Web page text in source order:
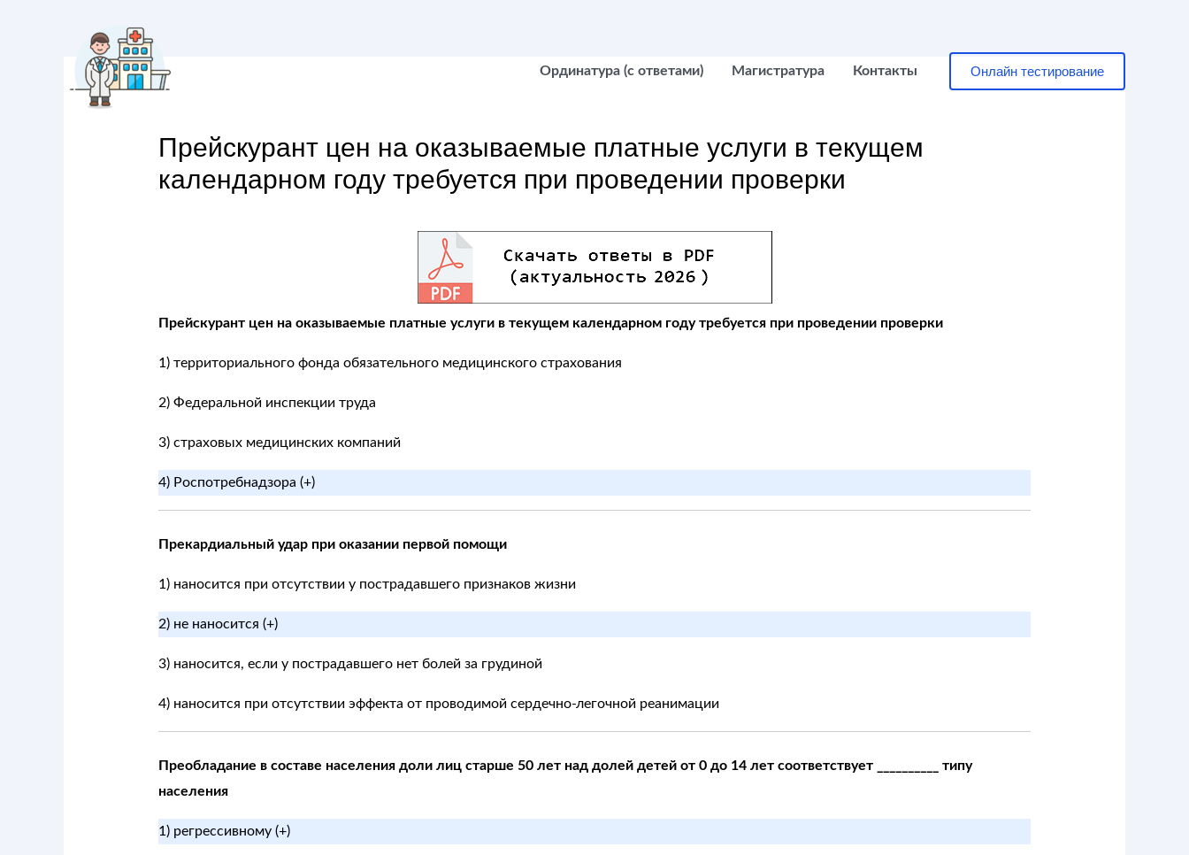
Ординатура (с ответами) Магистратура Контакты Онлайн тестирование
Прейскурант цен на оказываемые платные услуги в текущем
календарном году требуется при проведении проверки
Прейскурант цен на оказываемые платные услуги в текущем календарном году требуется при проведении проверки
1) территориального фонда обязательного медицинского страхования
2) Федеральной инспекции труда
3) страховых медицинских компаний
4) Роспотребнадзора (+)
Прекардиальный удар при оказании первой помощи
1) наносится при отсутствии у пострадавшего признаков жизни
2) не наносится (+)
3) наносится, если у пострадавшего нет болей за грудиной
4) наносится при отсутствии эффекта от проводимой сердечно-легочной реанимации
Преобладание в составе населения доли лиц старше 50 лет над долей детей от 0 до 14 лет соответствует __________ типу
населения
1) регрессивному (+)